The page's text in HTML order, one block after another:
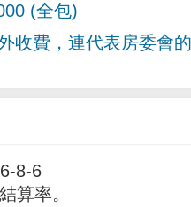
(全包)
收費，連代表房委會
8-6
算率。